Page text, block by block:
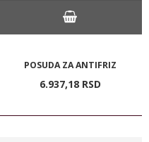
POSUDA ZA ANTIFRIZ
6.937,18 RSD